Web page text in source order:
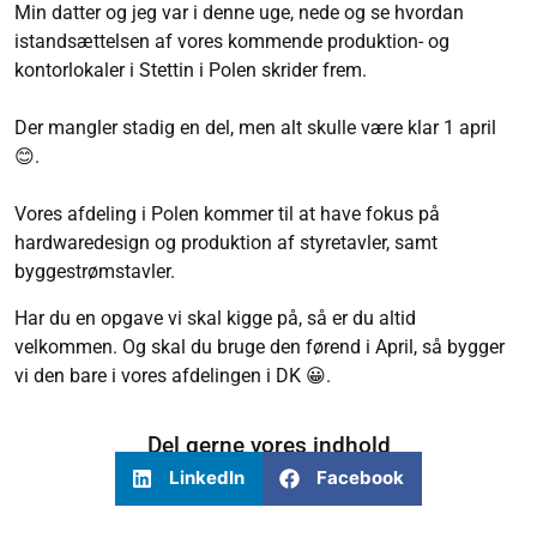
Min datter og jeg var i denne uge, nede og se hvordan
istandsættelsen af vores kommende produktion- og
kontorlokaler i Stettin i Polen skrider frem.
Der mangler stadig en del, men alt skulle være klar 1 april
😊.
Vores afdeling i Polen kommer til at have fokus på
hardwaredesign og produktion af styretavler, samt
byggestrømstavler.
Har du en opgave vi skal kigge på, så er du altid
velkommen. Og skal du bruge den førend i April, så bygger
vi den bare i vores afdelingen i DK 😀.
Del gerne vores indhold
LinkedIn Facebook